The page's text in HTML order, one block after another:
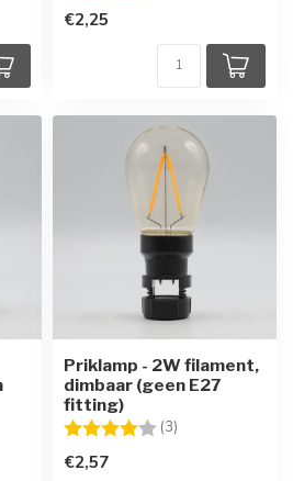
€2,25
Priklamp - 2W filament,
dimbaar (geen E27
fitting)
Beoordeling: (3)
€2,57